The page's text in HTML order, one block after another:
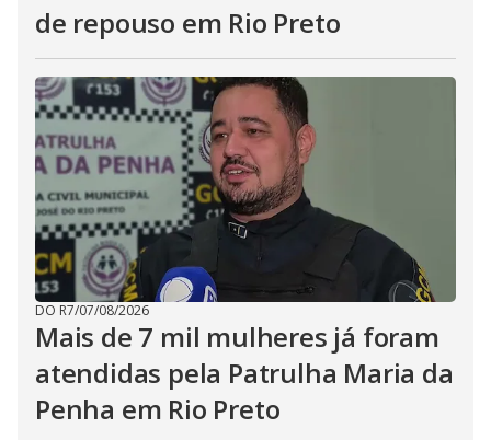
de repouso em Rio Preto
DO R7/07/08/2026
Mais de 7 mil mulheres já foram
atendidas pela Patrulha Maria da
Penha em Rio Preto